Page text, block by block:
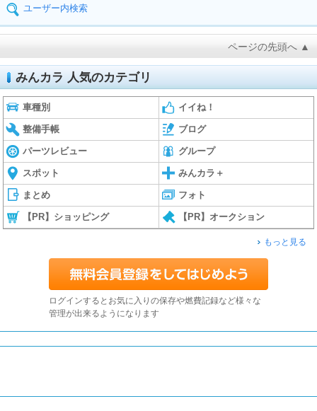
ユーザー内検索
ページの先頭へ ▲
みんカラ 人気のカテゴリ
車種別 イイね！
整備手帳 ブログ
パーツレビュー グループ
スポット みんカラ＋
まとめ フォト
【PR】ショッピング 【PR】オークション
もっと見る
ログインするとお気に入りの保存や燃費記録など様々な
管理が出来るようになります